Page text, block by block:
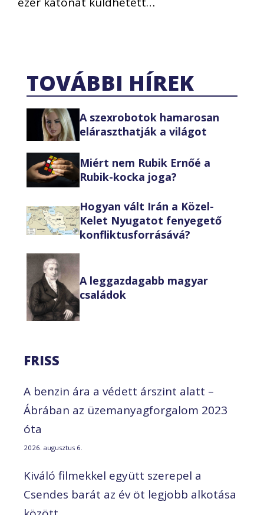
TOVÁBBI HÍREK
A szexrobotok hamarosan
eláraszthatják a világot
Miért nem Rubik Ernőé a
Rubik-kocka joga?
Hogyan vált Irán a Közel-
Kelet Nyugatot fenyegető
konfliktusforrásává?
A leggazdagabb magyar
családok
FRISS
A benzin ára a védett árszint alatt –
Ábrában az üzemanyagforgalom 2023
óta
2026. augusztus 6.
Kiváló filmekkel együtt szerepel a
Csendes barát az év öt legjobb alkotása